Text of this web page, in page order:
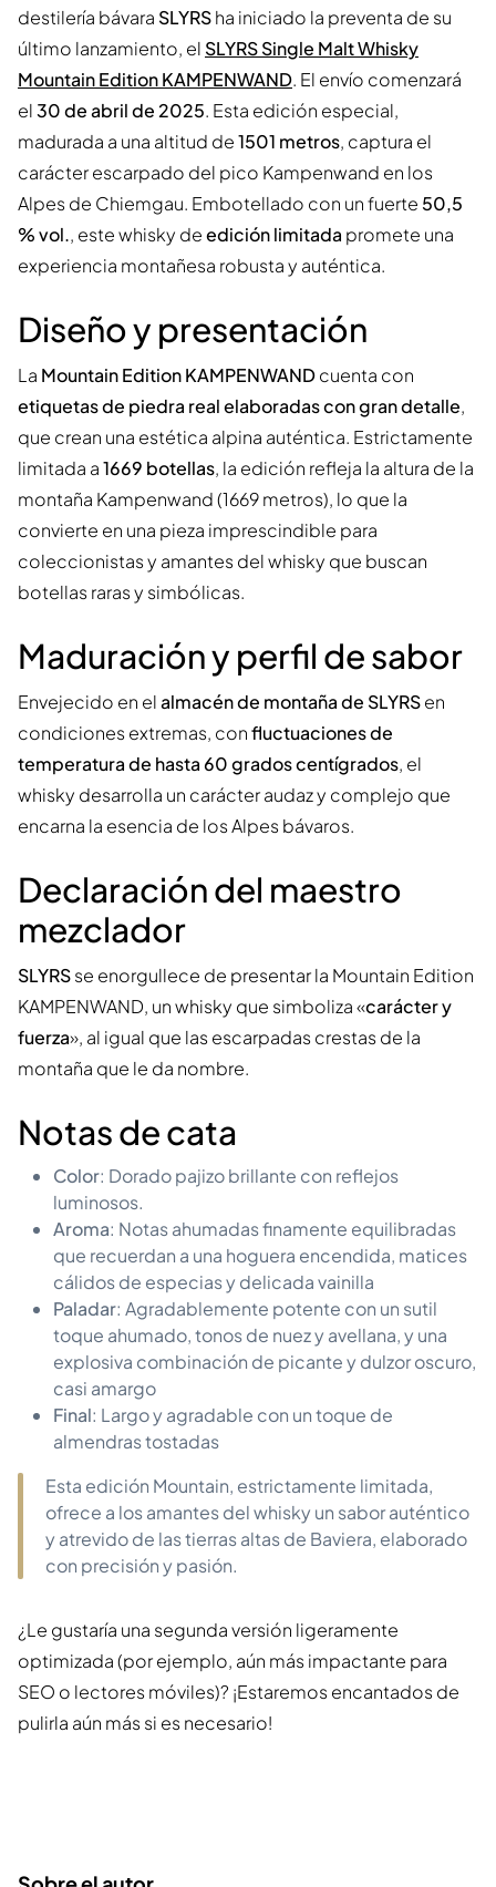
destilería bávara SLYRSha iniciado la preventa de su
último lanzamiento, el SLYRS Single Malt Whisky
Mountain Edition KAMPENWAND. El envío comenzará
el30 de abril de 2025. Esta edición especial,
madurada a una altitud de1501 metros, captura el
carácter escarpado del pico Kampenwand en los
Alpes de Chiemgau. Embotellado con un fuerte 50,5
% vol., este whisky deedición limitada promete una
experiencia montañesa robusta y auténtica.
Diseño y presentación
La Mountain Edition KAMPENWANDcuenta con
etiquetas de piedra real elaboradas con gran detalle,
que crean una estética alpina auténtica. Estrictamente
limitada a1669 botellas, la edición refleja la altura de la
montaña Kampenwand (1669 metros), lo que la
convierte en una pieza imprescindible para
coleccionistas y amantes del whisky que buscan
botellas raras y simbólicas.
Maduración y perfil de sabor
Envejecido en elalmacén de montaña de SLYRSen
condiciones extremas, confluctuaciones de
temperatura de hasta 60 grados centígrados, el
whisky desarrolla un carácter audaz y complejo que
encarna la esencia de los Alpes bávaros.
Declaración del maestro
mezclador
SLYRSse enorgullece de presentar la Mountain Edition
KAMPENWAND, un whisky que simboliza «carácter y
fuerza», al igual que las escarpadas crestas de la
montaña que le da nombre.
Notas de cata
Color: Dorado pajizo brillante con reflejos
luminosos.
Aroma: Notas ahumadas finamente equilibradas
que recuerdan a una hoguera encendida, matices
cálidos de especias y delicada vainilla
Paladar: Agradablemente potente con un sutil
toque ahumado, tonos de nuez y avellana, y una
explosiva combinación de picante y dulzor oscuro,
casi amargo
Final: Largo y agradable con un toque de
almendras tostadas
Esta edición Mountain, estrictamente limitada,
ofrece a los amantes del whisky un sabor auténtico
y atrevido de las tierras altas de Baviera, elaborado
con precisión y pasión.
¿Le gustaría una segunda versión ligeramente
optimizada (por ejemplo, aún más impactante para
SEO o lectores móviles)? ¡Estaremos encantados de
pulirla aún más si es necesario!